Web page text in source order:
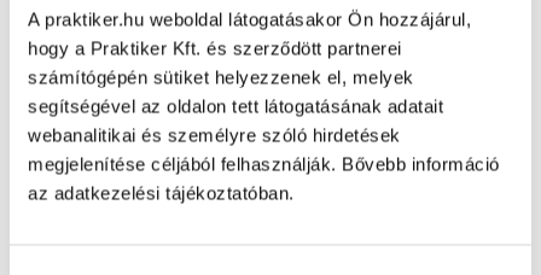
A praktiker.hu weboldal látogatásakor Ön hozzájárul,
hogy a Praktiker Kft. és szerződött partnerei
számítógépén sütiket helyezzenek el, melyek
segítségével az oldalon tett látogatásának adatait
webanalitikai és személyre szóló hirdetések
megjelenítése céljából felhasználják. Bővebb információ
az adatkezelési tájékoztatóban.
Oldal újratöltése